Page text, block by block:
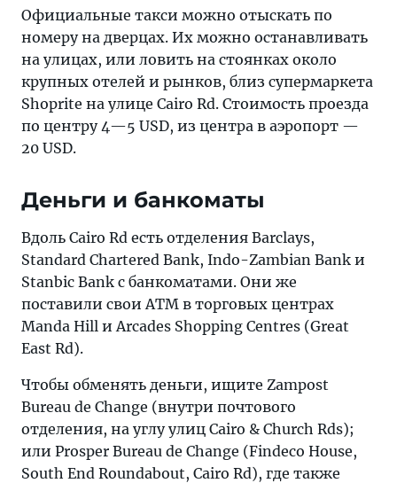
Официальные такси можно отыскать по
номеру на дверцах. Их можно останавливать
на улицах, или ловить на стоянках около
крупных отелей и рынков, близ супермаркета
Shoprite на улице Cairo Rd. Стоимость проезда
по центру 4—5 USD, из центра в аэропорт —
20 USD.
Деньги и банкоматы
Вдоль Cairo Rd есть отделения Barclays,
Standard Chartered Bank, Indo-Zambian Bank и
Stanbic Bank с банкоматами. Они же
поставили свои ATM в торговых центрах
Manda Hill и Arcades Shopping Centres (Great
East Rd).
Чтобы обменять деньги, ищите Zampost
Bureau de Change (внутри почтового
отделения, на углу улиц Cairo & Church Rds);
или Prosper Bureau de Change (Findeco House,
South End Roundabout, Cairo Rd), где также